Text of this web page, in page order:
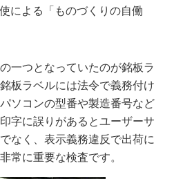
による「ものづくりの自働
一つとなっていたのが銘板ラ
板ラベルには法令で義務付け
ソコンの型番や製造番号など
字に誤りがあるとユーザーサ
なく、表示義務違反で出荷に
常に重要な検査です。